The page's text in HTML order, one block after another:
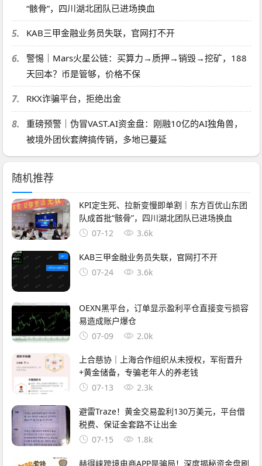
“骸骨”，四川湖北团队已进场换血
5. KAB三甲金融业务员失联，官网打不开
6.
警惕｜Mars火星公链：买算力→质押→销毁→挖矿，188
天回本？币是管够，价格不保
7. RKX诈骗平台，拒绝出金
8.
重磅预警｜伪冒VAST.AI资金盘：刚融10亿的AI独角兽，
被境外团伙套牌搞传销，多地已蔓延
随机推荐
KPI定生死、拉新变慢即单割｜东方百优山东团
队成首批“骸骨”，四川湖北团队已进场换血
07-12
3.6k
KAB三甲金融业务员失联，官网打不开
07-24
3.6k
OEXN黑平台，订单显示盈利平仓直接变亏损容
易造成账户爆仓
07-09
2.0k
上合慈协｜上海合作组织从未授权，军衔晋升
+黄金储备，专骗老年人的养老钱
07-13
2.3k
避雷Traze！黄金交易盈利130万美元，平台借
税费、保证金套路不让出金
07-15
1.8k
赫得崃跨境电商APP是骗局！深度揭秘资金盘刷